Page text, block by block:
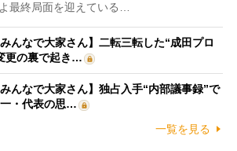
最終局面を迎えている…
んなで大家さん】二転三転した“成田プロ
更の裏で起き…
みんなで大家さん】独占入手“内部議事録”で
・代表の思…
一覧を見る